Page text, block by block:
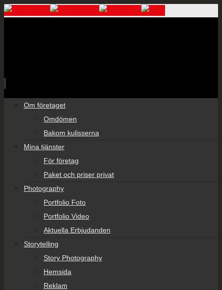
Om företaget
Omdömen
Bakom kulisserna
Mina tjänster
För företag
Paket och priser privat
Photography
Portfolio Foto
Portfolio Video
Aktuella Erbjudanden
Storytelling
Story Photography
Hemsida
Reklam